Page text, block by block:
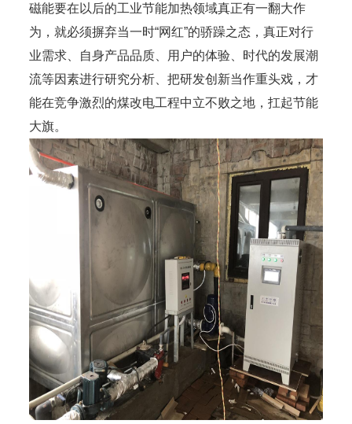
磁能要在以后的工业节能加热领域真正有一翻大作
为，就必须摒弃当一时“网红”的骄躁之态，真正对行
业需求、自身产品品质、用户的体验、时代的发展潮
流等因素进行研究分析、把研发创新当作重头戏，才
能在竞争激烈的煤改电工程中立不败之地，扛起节能
大旗。